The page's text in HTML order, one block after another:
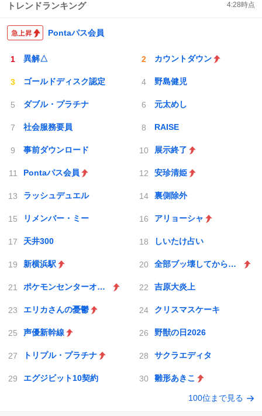
トレンドランキング 4:28時点
Pontaパス会員
異解△ カウントダウン
ゴールドディスク認定 野島健児
ダブル・プラチナ 元太めし
社会服務要員 RAISE
事前ダウンロード 展示終了
Pontaパス会員 安珍清姫
ラッシュデュエル 裏側除外
リメンバー・ミー アリョーシャ
天井300 しいたけ占い
新横浜駅 全部ブッ壊してから辞めたい
ポケモンセンターオンライン 吉原大炎上
エリカさんの憂鬱 クリスマスケーキ
声優新幹線 野獣の日2026
トリプル・プラチナ サクラエディタ
エグジビット10契約 雛形あきこ
100位まで見る